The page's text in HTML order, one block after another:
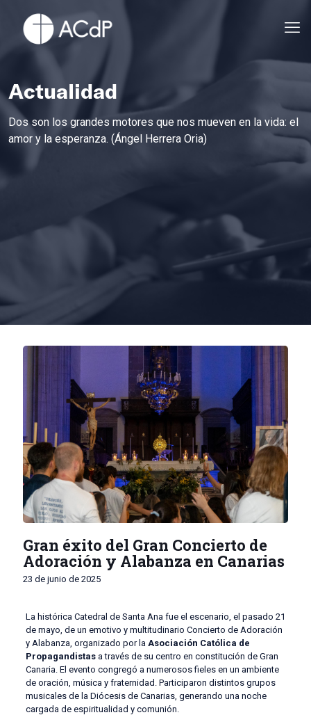
Actualidad
Dos son los grandes motores que nos mueven en la vida: el
amor y la esperanza. (Ángel Herrera Oria)
Gran éxito del Gran Concierto de
Adoración y Alabanza en Canarias
23 de junio de 2025
La histórica Catedral de Santa Ana fue el escenario, el pasado 21
de mayo, de un emotivo y multitudinario Concierto de Adoración
y Alabanza, organizado por la Asociación Católica de
Propagandistasa través de su centro en constitución de Gran
Canaria. El evento congregó a numerosos fieles en un ambiente
de oración, música y fraternidad. Participaron distintos grupos
musicales de la Diócesis de Canarias, generando una noche
cargada de espiritualidad y comunión.